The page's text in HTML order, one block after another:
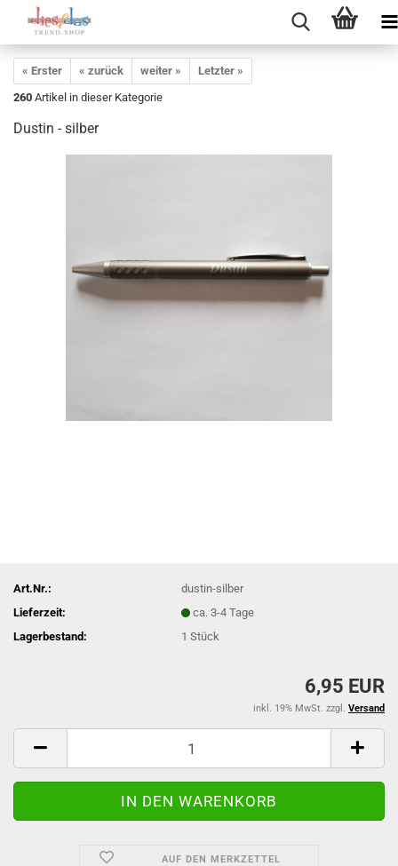
« Erster « zurück weiter »
Letzter »
260 Artikel in dieser Kategorie
Dustin - silber
Art.Nr.:
dustin-silber
Lieferzeit:
ca. 3-4 Tage
Lagerbestand:
1Stück
6,95 EUR
inkl. 19% MwSt. zzgl. Versand
AUF DEN MERKZETTEL